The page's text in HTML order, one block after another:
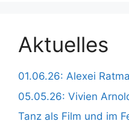
Aktuelles
01.06.26: Alexei
05.05.26: Vivien
Tanz als Film und im